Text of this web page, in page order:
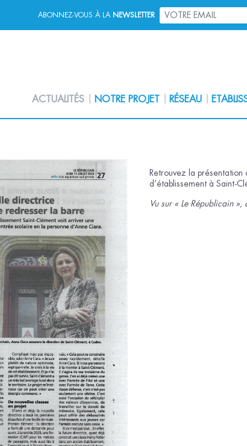
ABONNEZ-VOUS À LA NEWSLETTER
ACTUALITÉS NOTRE PROJET RÉSEAU
Retrouvez la
d’établissement à Saint-
Vu sur « Le Républicain